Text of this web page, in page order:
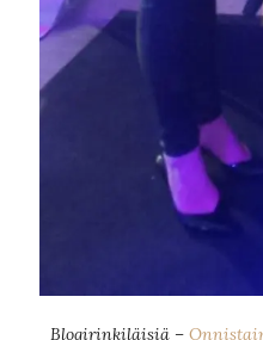
Blogirinkiläisiä –